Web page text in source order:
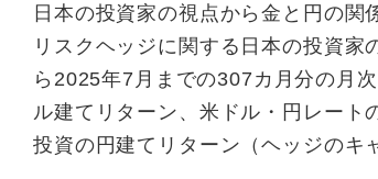
日本の投資家の視点から金と円の
リスクヘッジに関する日本の投資
ら2025年7月までの307カ月分の月
ル建てリターン、米ドル・円レート
投資の円建てリターン（ヘッジのキ